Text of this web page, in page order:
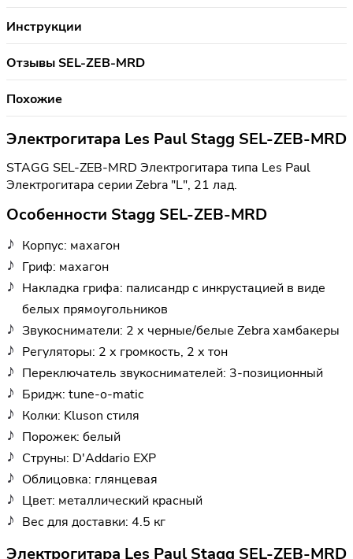
Инструкции
Отзывы SEL-ZEB-MRD
Похожие
Электрогитара Les Paul Stagg SEL-ZEB-MRD
STAGG SEL-ZEB-MRD Электрогитара типа Les Paul
Электрогитара серии Zebra "L", 21 лад.
Особенности Stagg SEL-ZEB-MRD
Корпус: махагон
Гриф: махагон
Накладка грифа: палисандр с инкрустацией в виде
белых прямоугольников
Звукосниматели: 2 х черные/белые Zebra хамбакеры
Регуляторы: 2 х громкость, 2 х тон
Переключатель звукоснимателей: 3-позиционный
Бридж: tune-o-matic
Колки: Kluson стиля
Порожек: белый
Струны: D'Addario EXP
Облицовка: глянцевая
Цвет: металлический красный
Вес для доставки: 4.5 кг
Электрогитара Les Paul Stagg SEL-ZEB-MRD